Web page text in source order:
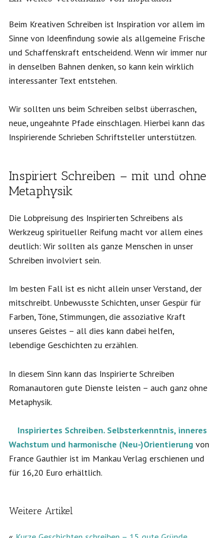
Beim Kreativen Schreiben ist Inspiration vor allem im
Sinne von Ideenfindung sowie als allgemeine Frische
und Schaffenskraft entscheidend. Wenn wir immer nur
in denselben Bahnen denken, so kann kein wirklich
interessanter Text entstehen.
Wir sollten uns beim Schreiben selbst überraschen,
neue, ungeahnte Pfade einschlagen. Hierbei kann das
Inspirierende Schrieben Schriftsteller unterstützen.
Inspiriert Schreiben – mit und ohne
Metaphysik
Die Lobpreisung des Inspirierten Schreibens als
Werkzeug spiritueller Reifung macht vor allem eines
deutlich: Wir sollten als ganze Menschen in unser
Schreiben involviert sein.
Im besten Fall ist es nicht allein unser Verstand, der
mitschreibt. Unbewusste Schichten, unser Gespür für
Farben, Töne, Stimmungen, die assoziative Kraft
unseres Geistes – all dies kann dabei helfen,
lebendige Geschichten zu erzählen.
In diesem Sinn kann das Inspirierte Schreiben
Romanautoren gute Dienste leisten – auch ganz ohne
Metaphysik.
Inspiriertes Schreiben. Selbsterkenntnis, inneres
Wachstum und harmonische (Neu-)Orientierung von
France Gauthier ist im Mankau Verlag erschienen und
für 16,20 Euro erhältlich.
Weitere Artikel